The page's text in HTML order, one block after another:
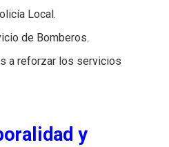
Local.
de Bomberos.
a reforzar los servicios
y